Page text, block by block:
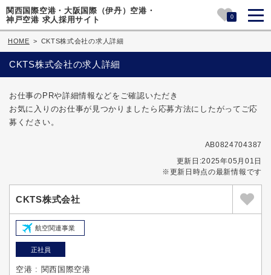
関西国際空港・大阪国際（伊丹）空港・
神戸空港 求人採用サイト
0
HOME > CKTS株式会社の求人詳細
CKTS株式会社の求人詳細
お仕事のPRや詳細情報などをご確認いただき
お気に入りのお仕事が見つかりましたら応募方法にしたがってご応
募ください。
AB0824704387
更新日:2025年05月01日
※更新日時点の最新情報です
CKTS株式会社
航空関連事業
正社員
空港 : 関西国際空港